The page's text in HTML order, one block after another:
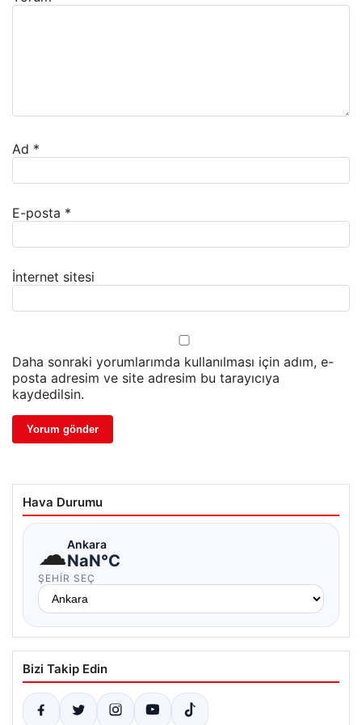
Ad *
E-posta *
İnternet sitesi
Daha sonraki yorumlarımda kullanılması için adım, e-
posta adresim ve site adresim bu tarayıcıya
kaydedilsin.
Hava Durumu
☁Ankara
NaN°C
ŞEHIR SEÇ
Bizi Takip Edin